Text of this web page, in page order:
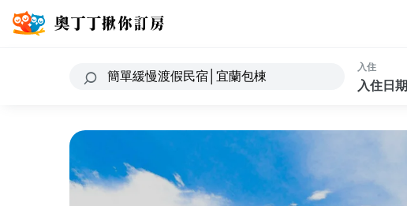
入住
入住日期